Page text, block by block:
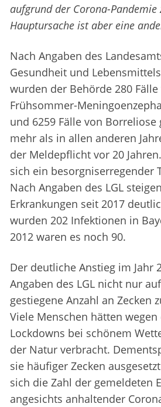
aufgrund der Corona-Pandemie
Hauptursache ist aber eine
Nach Angaben des
Gesundheit und
wurden der Behörde 280 Fälle
Frühsommer-
und 6259 Fälle von Borreliose
mehr als in allen anderen
der Meldepflicht vor 20
sich ein besorgniserregender
Nach Angaben des LGL
Erkrankungen seit 2017
wurden 202 Infektionen in
2012 waren es noch 90.
Der deutliche Anstieg im Jahr
Angaben des LGL nicht nur
gestiegene Anzahl an Zecken
Viele Menschen hätten wegen
Lockdowns bei schönem
der Natur verbracht.
sie häufiger Zecken
sich die Zahl der gemeldeten
angesichts anhaltender